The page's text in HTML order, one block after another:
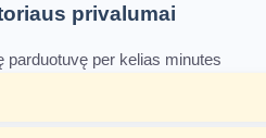
privalumai
parduotuvę per kelias minutes